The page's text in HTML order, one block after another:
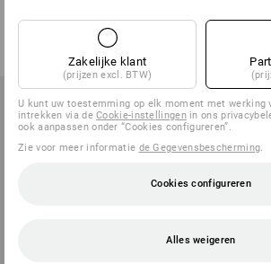
(incl. BTW) v.a. 5 zakken
Zakelijke klant
(prijzen excl. BTW)
U kunt uw toestemming op elk moment met werking
intrekken via deCookie-instellingenin ons
ook aanpassen onder “Cookies configureren”.
Zie voor meer informatie de Gegevensbescherming
Cookies configureren
Alles weigeren